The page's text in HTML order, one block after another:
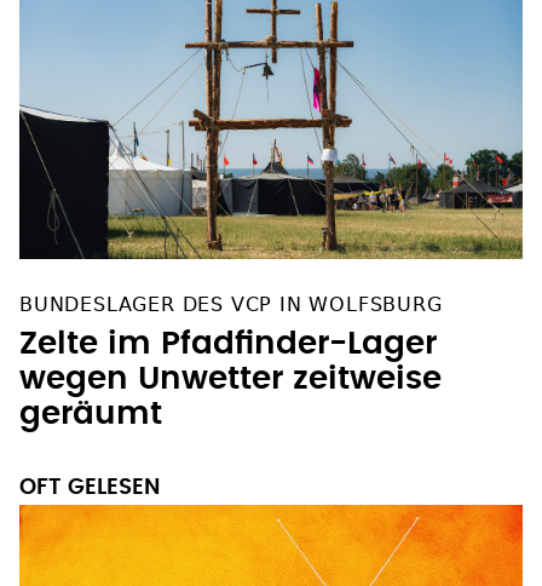
BUNDESLAGER DES VCP IN WOLFSBURG
Zelte im Pfadfinder-Lager
wegen Unwetter zeitweise
geräumt
OFT GELESEN